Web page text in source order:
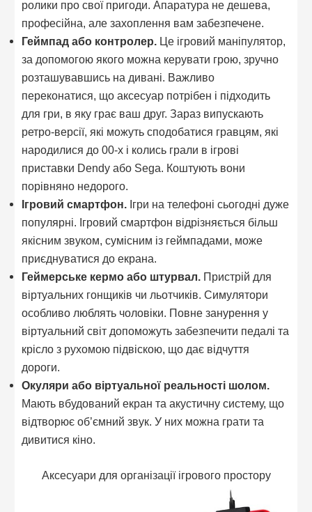
ролики про свої пригоди. Апаратура не дешева,
професійна, але захоплення вам забезпечене.
Геймпад або контролер. Це ігровий маніпулятор,
за допомогою якого можна керувати грою, зручно
розташувавшись на дивані. Важливо
переконатися, що аксесуар потрібен і підходить
для гри, в яку грає ваш друг. Зараз випускають
ретро-версії, які можуть сподобатися гравцям, які
народилися до 00-х і колись грали в ігрові
приставки Dendy або Sega. Коштують вони
порівняно недорого.
Ігровий смартфон. Ігри на телефоні сьогодні дуже
популярні. Ігровий смартфон відрізняється більш
якісним звуком, сумісним із геймпадами, може
приєднуватися до екрана.
Геймерське кермо або штурвал. Пристрій для
віртуальних гонщиків чи льотчиків. Симулятори
особливо люблять чоловіки. Повне занурення у
віртуальний світ допоможуть забезпечити педалі та
крісло з рухомою підвіскою, що дає відчуття
дороги.
Окуляри або віртуальної реальності шолом.
Мають вбудований екран та акустичну систему, що
відтворює об’ємний звук. У них можна грати та
дивитися кіно.
Аксесуари для організації ігрового простору